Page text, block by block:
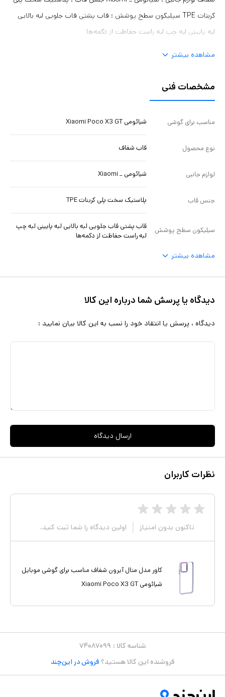
کربنات TPE سیلیکون سطح پوشش : قاب پشتی قاب جلویی لبه بالایی
لبه پایینی لبه چپ لبه راست حفاظت از دکمه‌ها
مشاهده بیشتر
مشخصات فنی
مناسب برای گوشی شیائومی Xiaomi Poco X3 GT
نوع محصول قاب شفاف
لوازم جانبی شیائومی _ Xiaomi
جنس قاب پلاستیک سخت پلی کربنات TPE
سیلیکون سطح پوشش
قاب پشتی قاب جلویی لبه بالایی لبه پایینی لبه چپ
لبه راست حفاظت از دکمه‌ها
مشاهده بیشتر
دیدگاه یا پرسش شما درباره این کالا
دیدگاه ، پرسش یا انتقاد خود را نسب به این کالا بیان نمایید :
ارسال دیدگاه
نظرات کاربران
تاکنون بدون امتیاز اولین دیدگاه را شما ثبت کنید.
کاور مدل متال آیرون شفاف مناسب برای گوشی موبایل
شیائومی Xiaomi Poco X3 GT
شناسه کالا : ۷۴۰۸۷۰۹۹
فروشنده این کالا هستید؟ فروش در این‌چند